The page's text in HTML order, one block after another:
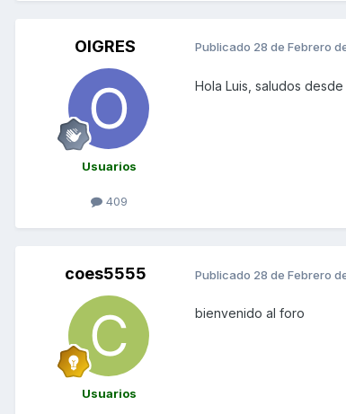
OIGRES
Usuarios
409
Publicado 28 de Febrero
Hola Luis, saludos
coes5555
Usuarios
Publicado 28 de Febrero
bienvenido al foro